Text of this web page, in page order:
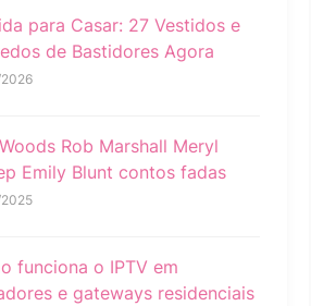
para Casar: 27 Vestidos e
de Bastidores Agora
Rob Marshall Meryl
Emily Blunt contos fadas
funciona o IPTV em
e gateways residenciais